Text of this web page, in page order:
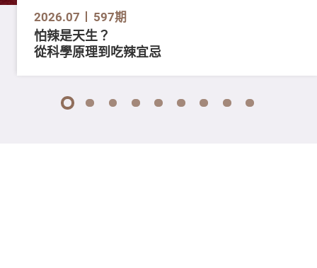
2026.07 597期
怕辣是天生？
從科學原理到吃辣宜忌
1 2 3 4 5 6 7 8 9